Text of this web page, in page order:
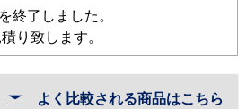
終了しました。
り致します。
よく比較される商品はこちら